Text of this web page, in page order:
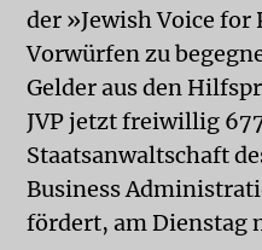
der »Jewish Voice for
Vorwürfen zu
Gelder aus den
JVP jetzt freiwillig
Staatsanwaltschaft
Business
fördert, am Dienstag